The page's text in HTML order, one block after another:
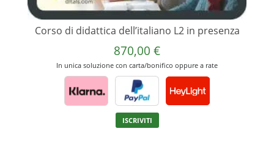
Corso di didattica dell’italiano L2 in presenza
870,00 €
In unica soluzione con carta/bonifico oppure a rate
ISCRIVITI
Questo
prodotto